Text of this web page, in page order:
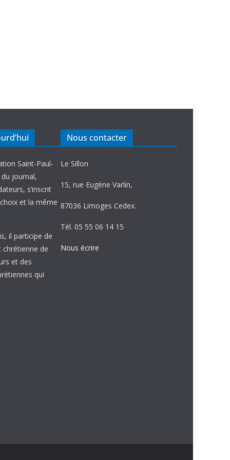
Saint-Paul-
journal,
s’inscrit
et la même
il participe de
chrétienne de
et des
qui
Nous contacter
Le Sillon
15, rue Eugène Varlin,
87036 Limoges Cedex.
Tél. 05 55 06 14 15
Nous écrire